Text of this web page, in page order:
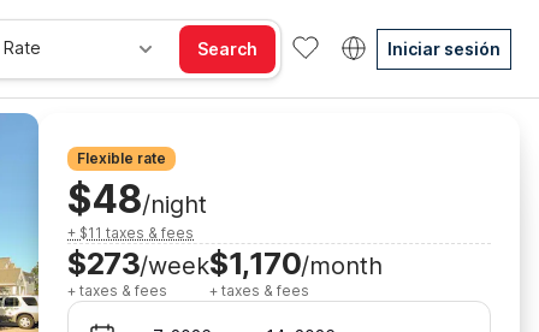
Search Iniciar sesión
Flexible rate
$48/night
+ $11 taxes & fees
$273/week
+ taxes & fees
$1,170/month
+ taxes & fees